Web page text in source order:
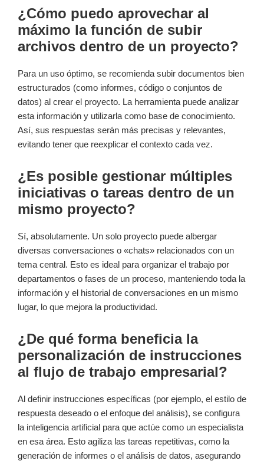
¿Cómo puedo aprovechar al
máximo la función de subir
archivos dentro de un proyecto?
Para un uso óptimo, se recomienda subir documentos bien
estructurados (como informes, código o conjuntos de
datos) al crear el proyecto. La herramienta puede analizar
esta información y utilizarla como base de conocimiento.
Así, sus respuestas serán más precisas y relevantes,
evitando tener que reexplicar el contexto cada vez.
¿Es posible gestionar múltiples
iniciativas o tareas dentro de un
mismo proyecto?
Sí, absolutamente. Un solo proyecto puede albergar
diversas conversaciones o «chats» relacionados con un
tema central. Esto es ideal para organizar el trabajo por
departamentos o fases de un proceso, manteniendo toda la
información y el historial de conversaciones en un mismo
lugar, lo que mejora la productividad.
¿De qué forma beneficia la
personalización de instrucciones
al flujo de trabajo empresarial?
Al definir instrucciones específicas (por ejemplo, el estilo de
respuesta deseado o el enfoque del análisis), se configura
la inteligencia artificial para que actúe como un especialista
en esa área. Esto agiliza las tareas repetitivas, como la
generación de informes o el análisis de datos, asegurando